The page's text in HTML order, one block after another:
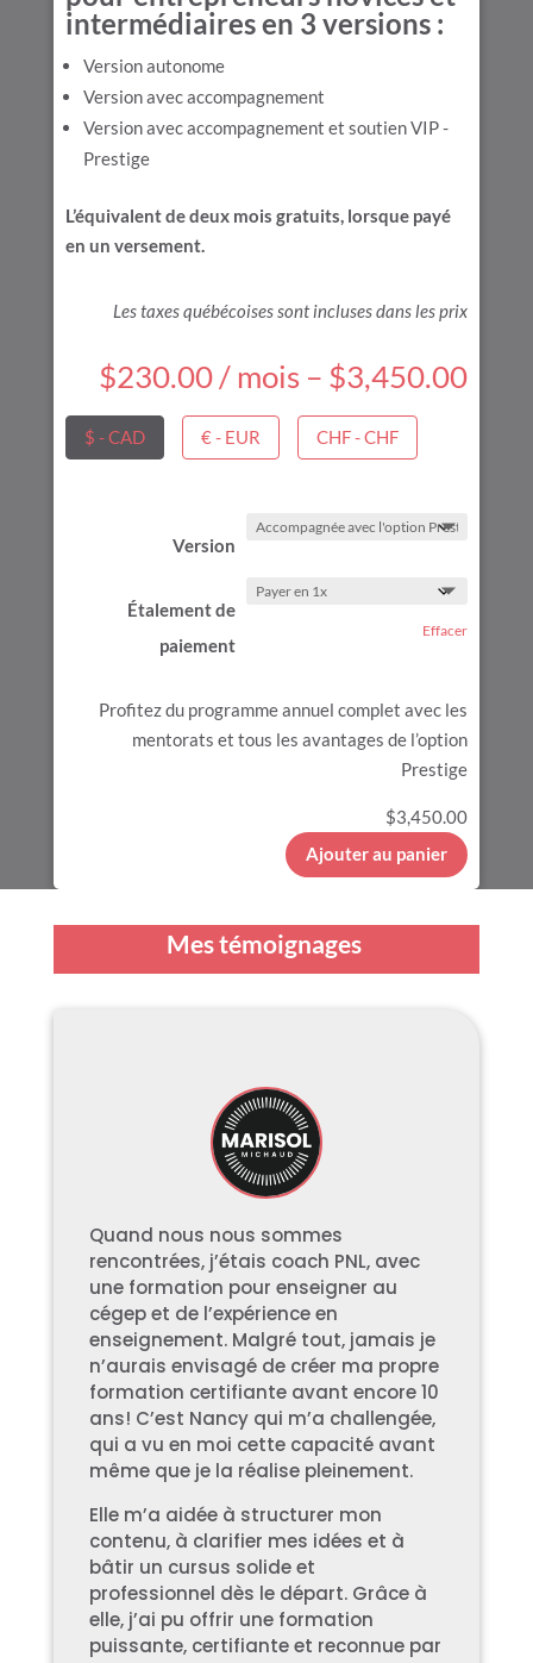
intermédiaires en 3 versions :
Version autonome
Version avec accompagnement
Version avec accompagnement et soutien VIP -
Prestige
L’équivalent de deux mois gratuits, lorsque payé
en un versement.
Les taxes québécoises sont incluses dans les prix
$230.00/ mois – $3,450.00
$ - CAD € - EUR CHF - CHF
Version
Étalement de
paiement
Effacer
Profitez du programme annuel complet avec les
mentorats et tous les avantages de l’option
Prestige
$3,450.00
Ajouter au panier
Mes témoignages
Quand nous nous sommes
rencontrées, j’étais coach PNL, avec
une formation pour enseigner au
cégep et de l’expérience en
enseignement. Malgré tout, jamais je
n’aurais envisagé de créer ma propre
formation certifiante avant encore 10
ans! C’est Nancy qui m’a challengée,
qui a vu en moi cette capacité avant
même que je la réalise pleinement.
Elle m’a aidée à structurer mon
contenu, à clarifier mes idées et à
bâtir un cursus solide et
professionnel dès le départ. Grâce à
elle, j’ai pu offrir une formation
puissante, certifiante et reconnue par